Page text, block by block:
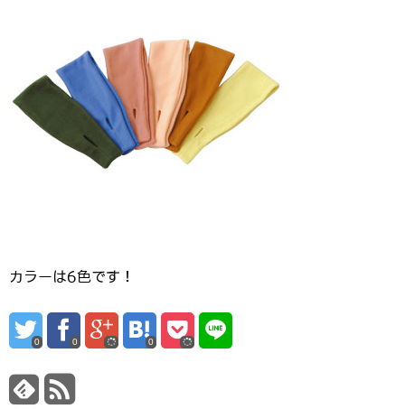
カラーは6色です！
0 0 0